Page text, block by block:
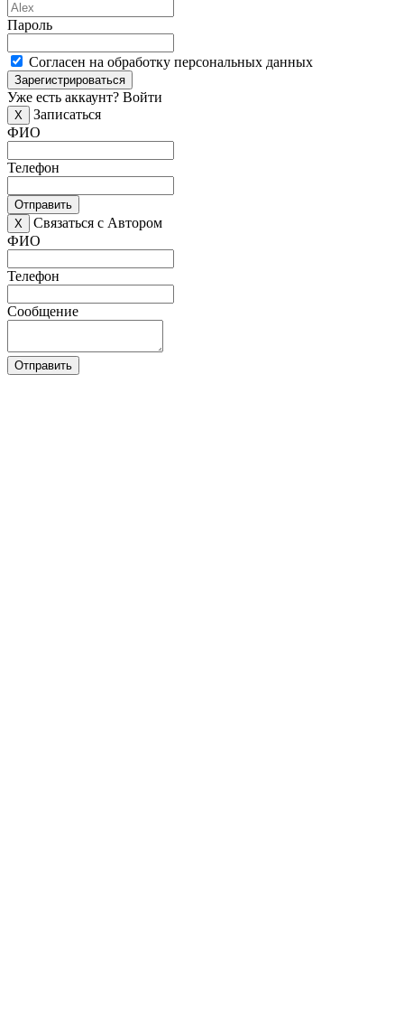
Пароль
Согласен на обработку персональных данных
Зарегистрироваться
Уже есть аккаунт? Войти
X
Записаться
ФИО
Телефон
Отправить
X
Связаться с Автором
ФИО
Телефон
Сообщение
Отправить